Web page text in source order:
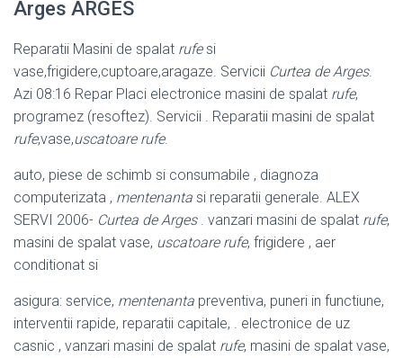
Arges ARGES
Reparatii Masini de spalat rufesi
vase,frigidere,cuptoare,aragaze. Servicii Curtea de Arges.
Azi 08:16 Repar Placi electronice masini de spalat rufe,
programez (resoftez). Servicii . Reparatii masini de spalat
rufe,vase,uscatoare rufe.
auto, piese de schimb si consumabile , diagnoza
computerizata , mentenanta si reparatii generale. ALEX
SERVI 2006- Curtea de Arges. vanzari masini de spalat rufe,
masini de spalat vase, uscatoare rufe, frigidere , aer
conditionat si
asigura: service, mentenanta preventiva, puneri in functiune,
interventii rapide, reparatii capitale, . electronice de uz
casnic , vanzari masini de spalat rufe, masini de spalat vase,